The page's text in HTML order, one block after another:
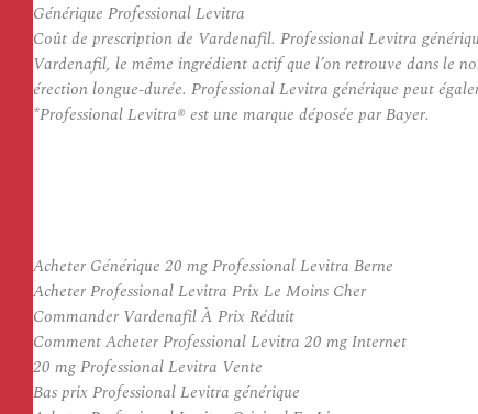
Générique Professional Levitra
Coût de prescription de Vardenafil. Professional Levitra
Vardenafil, le même ingrédient actif que l’on retrouve dans le
érection longue-durée. Professional Levitra générique peut
*Professional Levitra® est une marque déposée par Bayer.
Acheter Générique 20 mg Professional Levitra Berne
Acheter Professional Levitra Prix Le Moins Cher
Commander Vardenafil À Prix Réduit
Comment Acheter Professional Levitra 20 mg Internet
20 mg Professional Levitra Vente
Bas prix Professional Levitra générique